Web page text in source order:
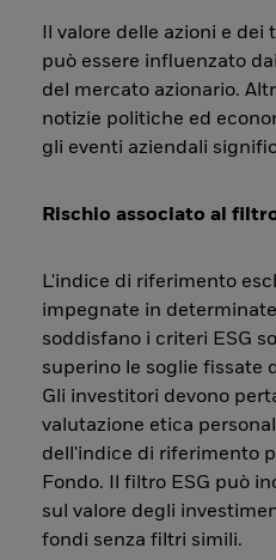
Il valore delle azioni e
può essere influenzato
del mercato azionario.
notizie politiche ed
gli eventi aziendali
Rischio associato al
L'indice di riferimento
impegnate in
soddisfano i criteri ESG
superino le soglie fissate
Gli investitori devono
valutazione etica
dell'indice di riferimento
Fondo. Il filtro ESG può
sul valore degli
fondi senza filtri simili.